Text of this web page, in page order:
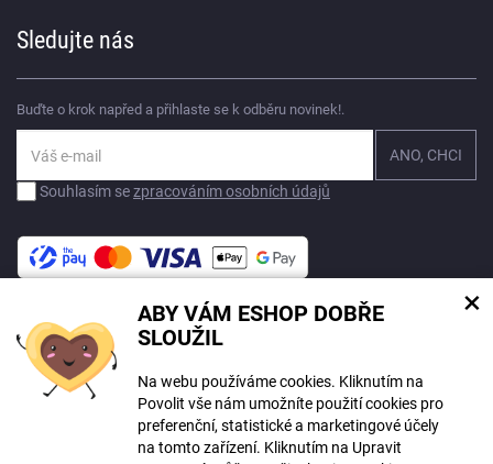
ABY VÁM ESHOP DOBŘE
SLOUŽIL
Na webu používáme cookies. Kliknutím na
Povolit vše nám umožníte použití cookies pro
preferenční, statistické a marketingové účely
na tomto zařízení. Kliknutím na Upravit
×
Sledujte nás
Buďte o krok napřed a přihlaste se k odběru novinek!.
Souhlasím sezpracováním osobních údajů
Na tomto webu mohou být při tvorbě obsahu využívány nástroje umělé
inteligence. Více informacízde.
© Copyright ECLIPSERA s.r.o.
Všechna práva vyhrazena
Slovenská verze
HU